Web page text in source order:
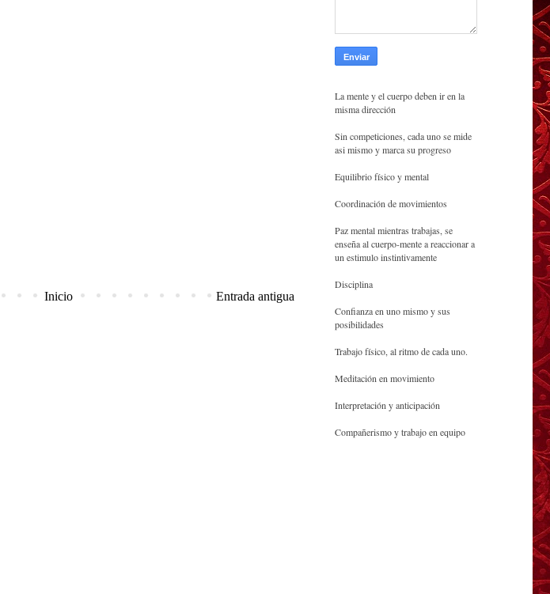
Entrada antigua
Inicio
La mente y el cuerpo deben ir en la
misma dirección
Sin competiciones, cada uno se mide
asi mismo y marca su progreso
Equilibrio físico y mental
Coordinación de movimientos
Paz mental mientras trabajas, se
enseña al cuerpo-mente a reaccionar a
un estimulo instintivamente
Disciplina
Confianza en uno mismo y sus
posibilidades
Trabajo físico, al ritmo de cada uno.
Meditación en movimiento
Interpretación y anticipación
Compañerismo y trabajo en equipo